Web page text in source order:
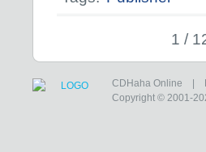
1 /
CDHaha Online
Copyright © 2001-